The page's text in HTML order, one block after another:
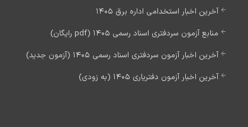
آخرین اخبار استخدامی اداره برق 1405
منابع آزمون سردفتری اسناد رسمی 1405 (pdf رایگان)
آخرین اخبار آزمون سردفتری اسناد رسمی 1405 (آزمون جدید)
آخرین اخبار آزمون دفتریاری 1405 (به زودی)